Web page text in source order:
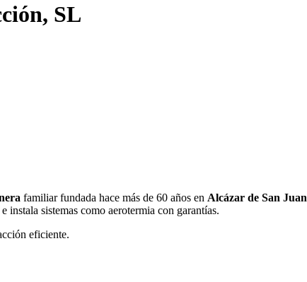
SL
familiar fundada hace más de 60 años en Alcázar de San Juan
instala sistemas como aerotermia con garantías.
eficiente.